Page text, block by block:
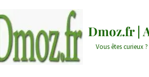
Dmoz.fr |
Vous êtes curieux